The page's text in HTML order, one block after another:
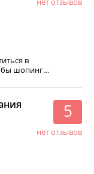
нет отзывов
в
шопинг…
5
нет отзывов